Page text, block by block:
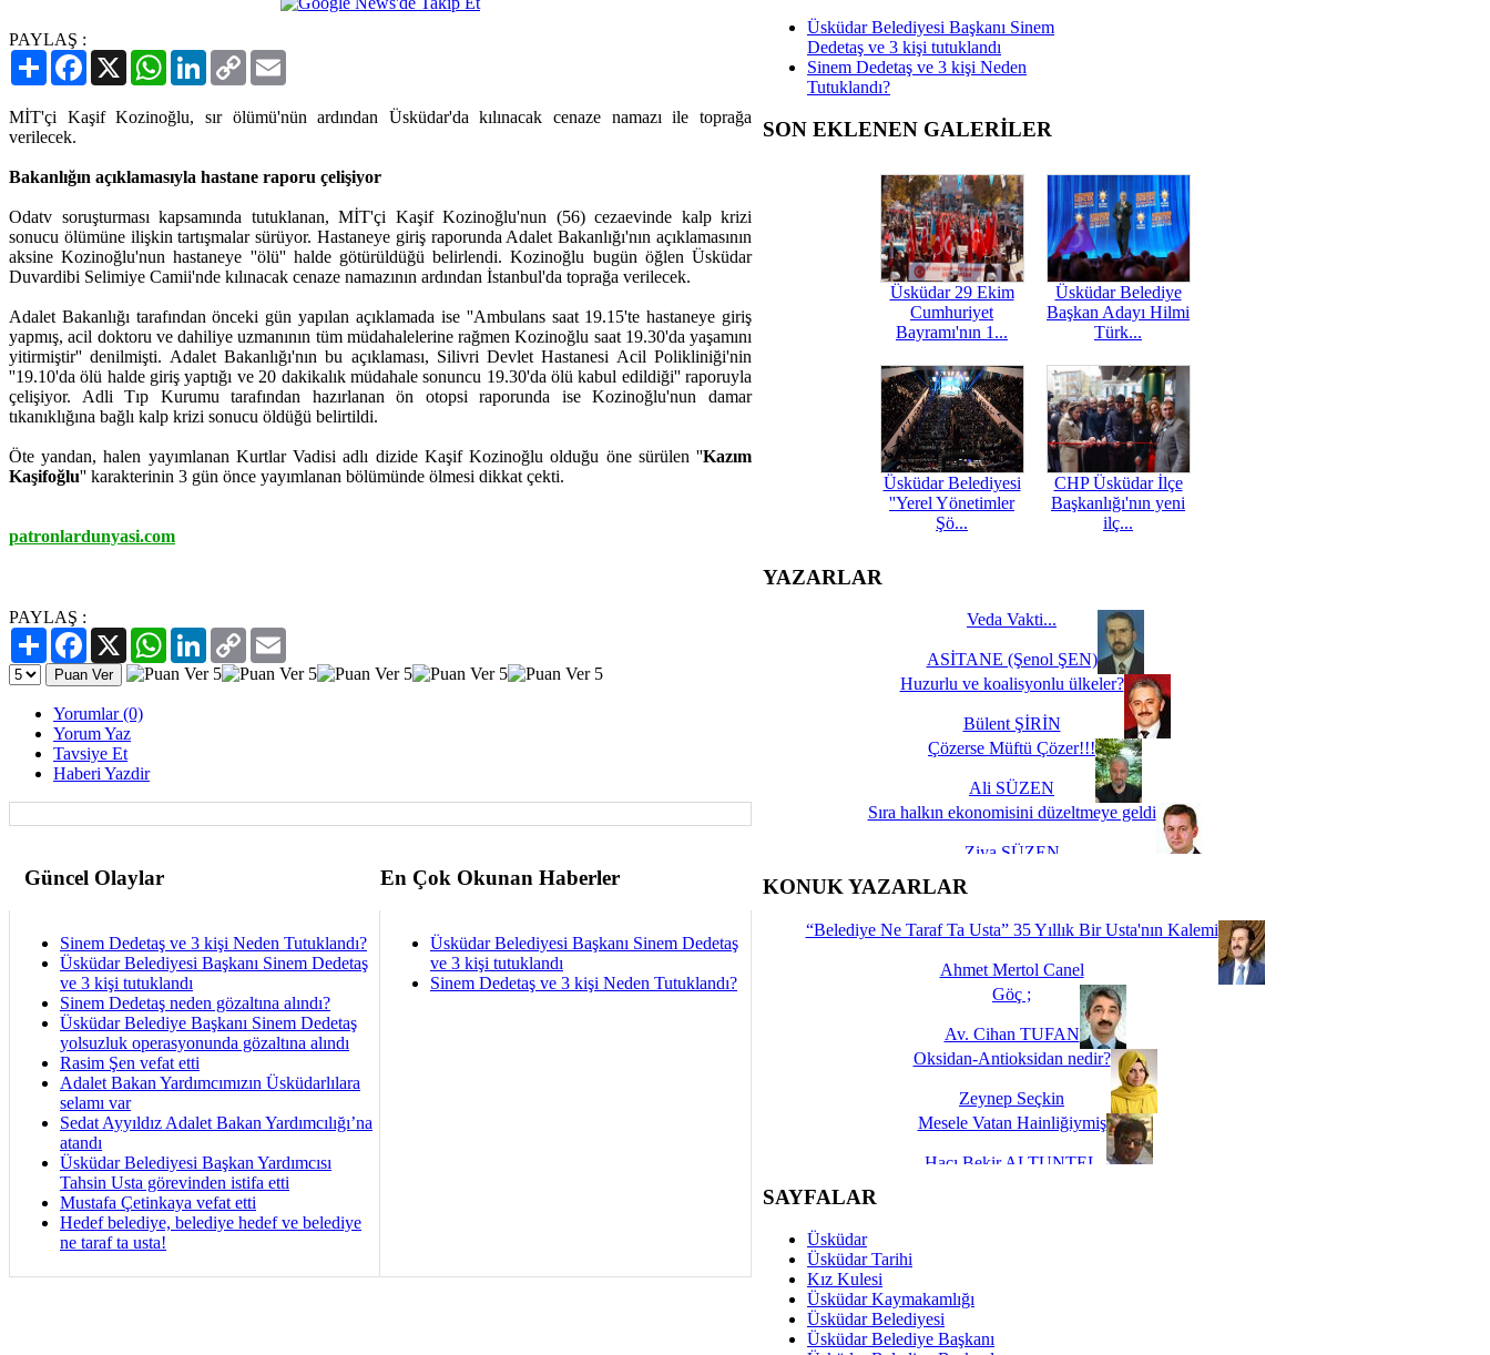
PAYLAŞ :
PaylaşFacebook
X WhatsAppLinkedIn
Copy
Link
MİT'çi Kaşif Kozinoğlu, sır ölümü'nün ardından Üsküdar'da kılınacak cenaze namazı ile toprağa
verilecek.
Bakanlığın açıklamasıyla hastane raporu çelişiyor
Odatv soruşturması kapsamında tutuklanan, MİT'çi Kaşif Kozinoğlu'nun (56) cezaevinde kalp krizi
sonucu ölümüne ilişkin tartışmalar sürüyor. Hastaneye giriş raporunda Adalet Bakanlığı'nın açıklamasının
aksine Kozinoğlu'nun hastaneye ''ölü'' halde götürüldüğü belirlendi. Kozinoğlu bugün öğlen Üsküdar
Duvardibi Selimiye Camii'nde kılınacak cenaze namazının ardından İstanbul'da toprağa verilecek.
Adalet Bakanlığı tarafından önceki gün yapılan açıklamada ise ''Ambulans saat 19.15'te hastaneye giriş
yapmış, acil doktoru ve dahiliye uzmanının tüm müdahalelerine rağmen Kozinoğlu saat 19.30'da yaşamını
yitirmiştir'' denilmişti. Adalet Bakanlığı'nın bu açıklaması, Silivri Devlet Hastanesi Acil Polikliniği'nin
''19.10'da ölü halde giriş yaptığı ve 20 dakikalık müdahale sonuncu 19.30'da ölü kabul edildiği'' raporuyla
çelişiyor. Adli Tıp Kurumu tarafından hazırlanan ön otopsi raporunda ise Kozinoğlu'nun damar
tıkanıklığına bağlı kalp krizi sonucu öldüğü belirtildi.
Öte yandan, halen yayımlanan Kurtlar Vadisi adlı dizide Kaşif Kozinoğlu olduğu öne sürülen ''Kazım
Kaşifoğlu'' karakterinin 3 gün önce yayımlanan bölümünde ölmesi dikkat çekti.
patronlardunyasi.com
PAYLAŞ :
PaylaşFacebook
X WhatsAppLinkedIn
Copy
Link
Yorumlar (0)
Yorum Yaz
Tavsiye Et
Haberi Yazdir
Güncel Olaylar En Çok Okunan Haberler
Sinem Dedetaş ve 3 kişi Neden Tutuklandı?
Üsküdar Belediyesi Başkanı Sinem Dedetaş
ve 3 kişi tutuklandı
Sinem Dedetaş neden gözaltına alındı?
Üsküdar Belediye Başkanı Sinem Dedetaş
yolsuzluk operasyonunda gözaltına alındı
Rasim Şen vefat etti
Adalet Bakan Yardımcımızın Üsküdarlılara
selamı var
Sedat Ayyıldız Adalet Bakan Yardımcılığı’na
atandı
Üsküdar Belediyesi Başkan Yardımcısı
Tahsin Usta görevinden istifa etti
Mustafa Çetinkaya vefat etti
Hedef belediye, belediye hedef ve belediye
ne taraf ta usta!
Üsküdar Belediyesi Başkanı Sinem Dedetaş
ve 3 kişi tutuklandı
Sinem Dedetaş ve 3 kişi Neden Tutuklandı?
Üsküdar Belediyesi Başkanı Sinem
Dedetaş ve 3 kişi tutuklandı
Sinem Dedetaş ve 3 kişi Neden
Tutuklandı?
SON EKLENEN GALERİLER
Üsküdar 29 Ekim
Cumhuriyet
Bayramı'nın 1...
Üsküdar Belediye
Başkan Adayı Hilmi
Türk...
Üsküdar Belediyesi
''Yerel Yönetimler
Şö...
CHP Üsküdar İlçe
Başkanlığı'nın yeni
ilç...
YAZARLAR
Veda Vakti...
ASİTANE (Şenol ŞEN)
Huzurlu ve koalisyonlu ülkeler?
Bülent ŞİRİN
Çözerse Müftü Çözer!!!
Ali SÜZEN
Sıra halkın ekonomisini düzeltmeye geldi
Ziya SÜZEN
İşte Biz buyuz...
KONUK YAZARLAR
“Belediye Ne Taraf Ta Usta” 35 Yıllık Bir Usta'nın Kalemi
Ahmet Mertol Canel
Göç ;
Av. Cihan TUFAN
Oksidan-Antioksidan nedir?
Zeynep Seçkin
Mesele Vatan Hainliğiymiş
Hacı Bekir ALTUNTEL
Dünya Fani, Ama Kısa Bir Süre De Olsa Burdayız
Savaş ŞENEL
Hukukun Adaleti Kalmadı Üstadım!
SAYFALAR
Üsküdar
Üsküdar Tarihi
Kız Kulesi
Üsküdar Kaymakamlığı
Üsküdar Belediyesi
Üsküdar Belediye Başkanı